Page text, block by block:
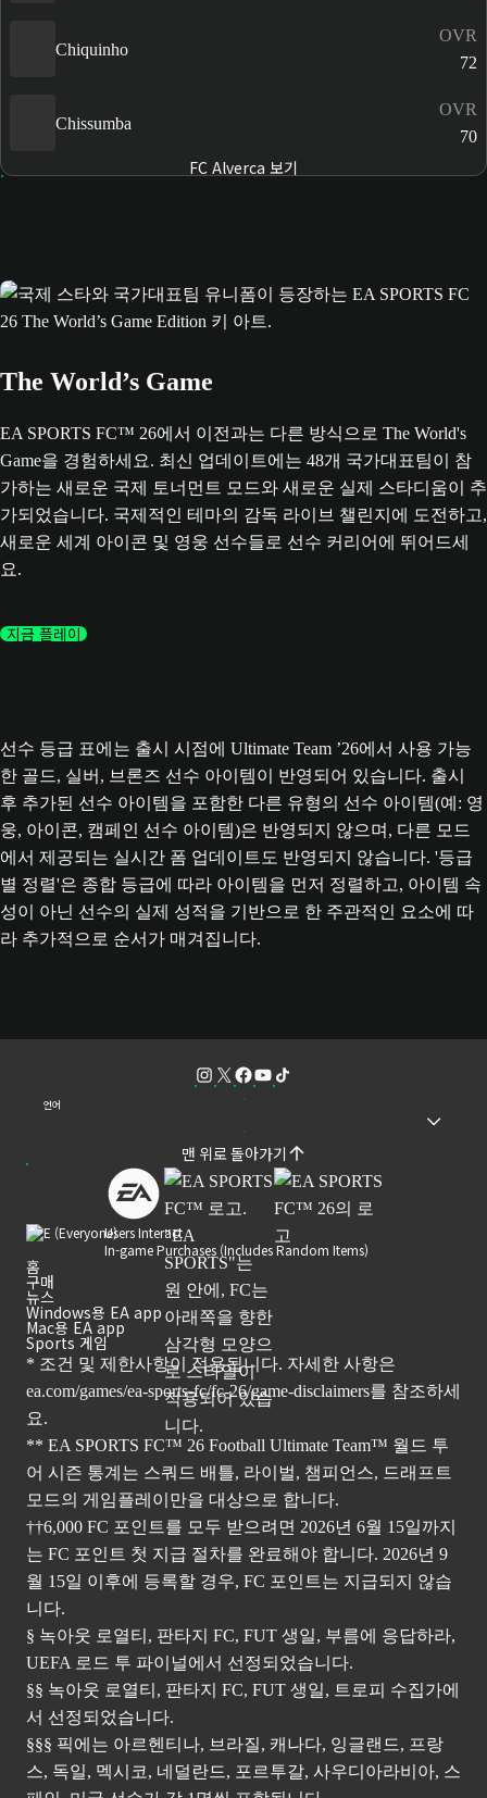
Chiquinho
OVR
72
Chissumba
OVR
70
FC Alverca 보기
The World’s Game
EA SPORTS FC™ 26에서 이전과는 다른 방식으로 The World's
Game을 경험하세요. 최신 업데이트에는 48개 국가대표팀이 참
가하는 새로운 국제 토너먼트 모드와 새로운 실제 스타디움이 추
가되었습니다. 국제적인 테마의 감독 라이브 챌린지에 도전하고,
새로운 세계 아이콘 및 영웅 선수들로 선수 커리어에 뛰어드세
요.
지금 플레이
선수 등급 표에는 출시 시점에 Ultimate Team ’26에서 사용 가능
한 골드, 실버, 브론즈 선수 아이템이 반영되어 있습니다. 출시
후 추가된 선수 아이템을 포함한 다른 유형의 선수 아이템(예: 영
웅, 아이콘, 캠페인 선수 아이템)은 반영되지 않으며, 다른 모드
에서 제공되는 실시간 폼 업데이트도 반영되지 않습니다. '등급
별 정렬'은 종합 등급에 따라 아이템을 먼저 정렬하고, 아이템 속
성이 아닌 선수의 실제 성적을 기반으로 한 주관적인 요소에 따
라 추가적으로 순서가 매겨집니다.
언어
맨 위로 돌아가기
Users Interact
In-game Purchases (Includes Random Items)
홈
구매
뉴스
Windows용 EA app
Mac용 EA app
Sports 게임
* 조건 및 제한사항이 적용됩니다. 자세한 사항은
ea.com/games/ea-sports-fc/fc-26/game-disclaimers를 참조하세
요.
** EA SPORTS FC™ 26 Football Ultimate Team™ 월드 투
어 시즌 통계는 스쿼드 배틀, 라이벌, 챔피언스, 드래프트
모드의 게임플레이만을 대상으로 합니다.
††6,000 FC 포인트를 모두 받으려면 2026년 6월 15일까지
는 FC 포인트 첫 지급 절차를 완료해야 합니다. 2026년 9
월 15일 이후에 등록할 경우, FC 포인트는 지급되지 않습
니다.
§ 녹아웃 로열티, 판타지 FC, FUT 생일, 부름에 응답하라,
UEFA 로드 투 파이널에서 선정되었습니다.
§§ 녹아웃 로열티, 판타지 FC, FUT 생일, 트로피 수집가에
서 선정되었습니다.
§§§ 픽에는 아르헨티나, 브라질, 캐나다, 잉글랜드, 프랑
스, 독일, 멕시코, 네덜란드, 포르투갈, 사우디아라비아, 스